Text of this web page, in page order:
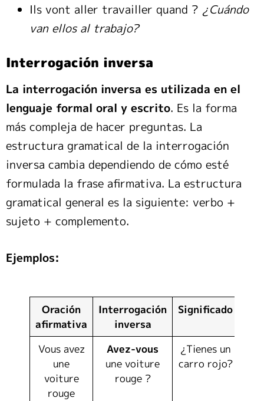
Ils vont aller travailler quand ? ¿Cuándo
van ellos al trabajo?
Interrogación inversa
La interrogación inversa es utilizada en el
lenguaje formal oral y escrito. Es la forma
más compleja de hacer preguntas. La
estructura gramatical de la interrogación
inversa cambia dependiendo de cómo esté
formulada la frase afirmativa. La estructura
gramatical general es la siguiente: verbo +
sujeto + complemento.
Ejemplos:
Oración
afirmativa
Interrogación
inversa
Significado
Vous avez
une
voiture
rouge
Avez-vous
une voiture
rouge ?
¿Tienes un
carro rojo?